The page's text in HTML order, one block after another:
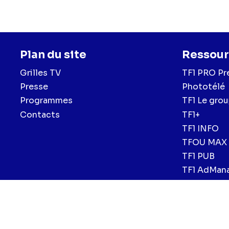
Plan du site
Grilles TV
Presse
Programmes
Contacts
TF1 PRO
Phototélé
TF1 Le
TF1+
TF1 INFO
TFOU MAX
TF1 PUB
TF1